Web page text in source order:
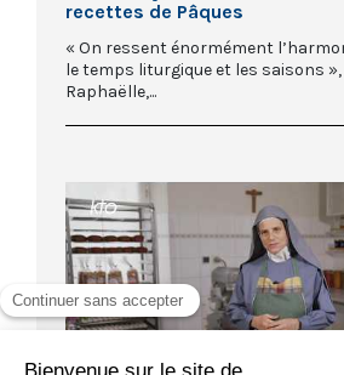
recettes de Pâques
« On ressent énormément
le temps liturgique et les saisons
Raphaëlle,...